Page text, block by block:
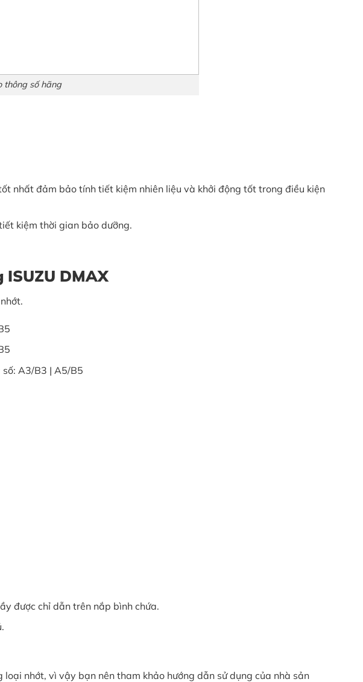
thông số hãng
nhất đảm bảo tính tiết kiệm nhiên liệu và khởi động tốt trong điều kiện
kiệm thời gian bảo dưỡng.
DMAX
A3/B3 | A5/B5
được chỉ dẫn trên nắp bình chứa.
nhớt, vì vậy bạn nên tham khảo hướng dẫn sử dụng của nhà sản